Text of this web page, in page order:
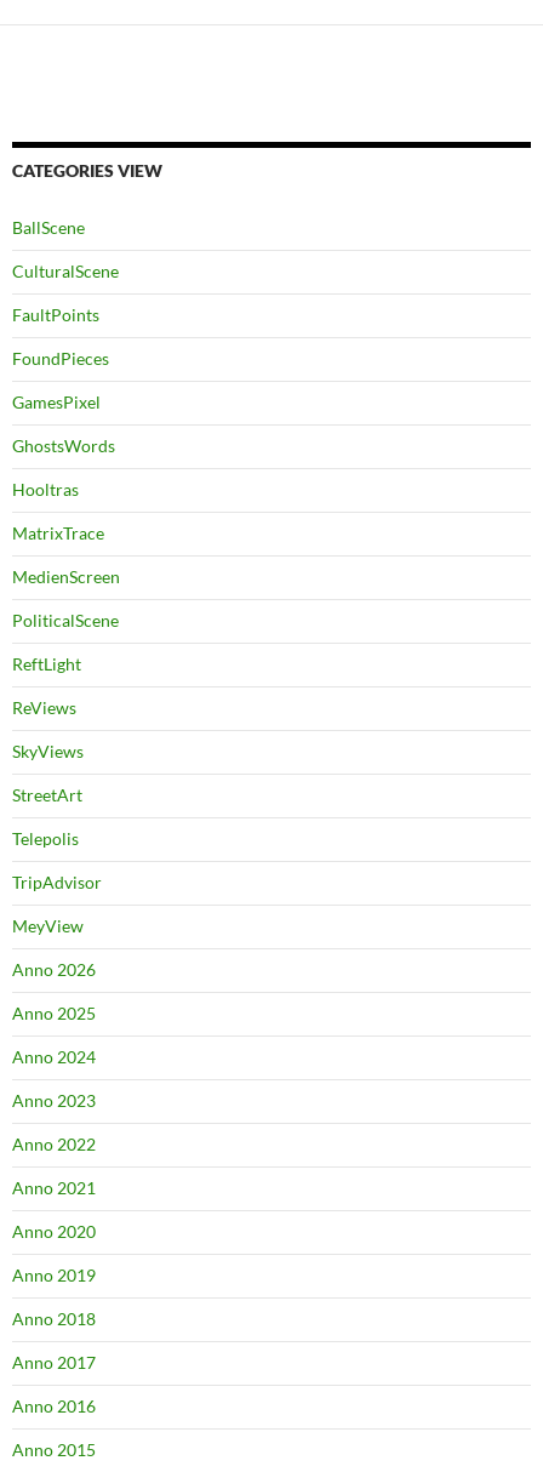
CATEGORIES VIEW
BallScene
CulturalScene
FaultPoints
FoundPieces
GamesPixel
GhostsWords
Hooltras
MatrixTrace
MedienScreen
PoliticalScene
ReftLight
ReViews
SkyViews
StreetArt
Telepolis
TripAdvisor
MeyView
Anno 2026
Anno 2025
Anno 2024
Anno 2023
Anno 2022
Anno 2021
Anno 2020
Anno 2019
Anno 2018
Anno 2017
Anno 2016
Anno 2015